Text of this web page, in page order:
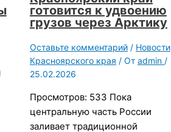
готовится к удвоению
грузов через Арктику
Оставьте комментарий / Новости
Красноярского края / От admin /
25.02.2026
Просмотров: 533 Пока
центральную часть России
заливает традиционной